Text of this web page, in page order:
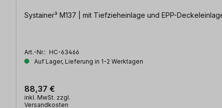
Systainer³ M137 | mit Tiefzieheinlage und EPP-
Art.-Nr.: HC-63466
Auf Lager, Lieferung in 1-2 Werktagen
88,37 €
inkl. MwSt. zzgl.
Versandkosten